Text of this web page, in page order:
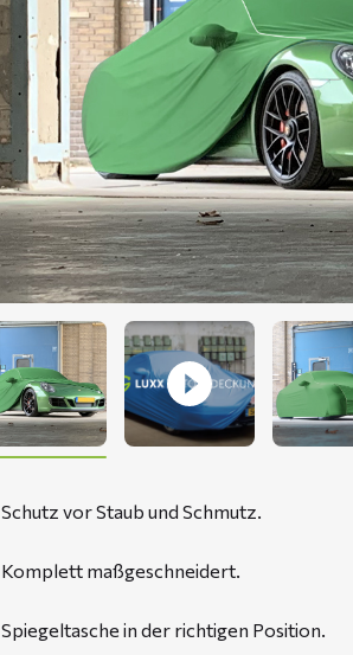
Schutz vor Staub und Schmutz.
Komplett maßgeschneidert.
Spiegeltasche in der richtigen Position.